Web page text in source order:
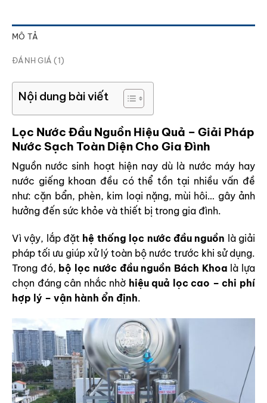
MÔ TẢ
ĐÁNH GIÁ (1)
Nội dung bài viết
Lọc Nước Đầu Nguồn Hiệu Quả – Giải Pháp
Nước Sạch Toàn Diện Cho Gia Đình
Nguồn nước sinh hoạt hiện nay dù là nước máy hay
nước giếng khoan đều có thể tồn tại nhiều vấn đề
như: cặn bẩn, phèn, kim loại nặng, mùi hôi… gây ảnh
hưởng đến sức khỏe và thiết bị trong gia đình.
Vì vậy, lắp đặt hệ thống lọc nước đầu nguồn là giải
pháp tối ưu giúp xử lý toàn bộ nước trước khi sử dụng.
Trong đó, bộ lọc nước đầu nguồn Bách Khoa là lựa
chọn đáng cân nhắc nhờ hiệu quả lọc cao – chi phí
hợp lý – vận hành ổn định.